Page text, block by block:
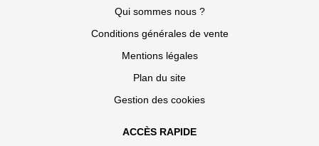
Qui sommes nous ?
Conditions générales de vente
Mentions légales
Plan du site
Gestion des cookies
ACCÈS RAPIDE